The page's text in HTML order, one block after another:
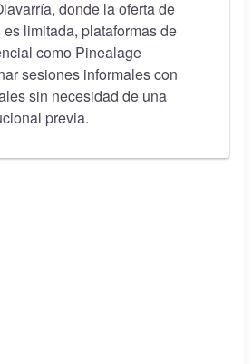
donde la oferta de
limitada, plataformas de
como Pinealage
sesiones informales con
sin necesidad de una
previa.